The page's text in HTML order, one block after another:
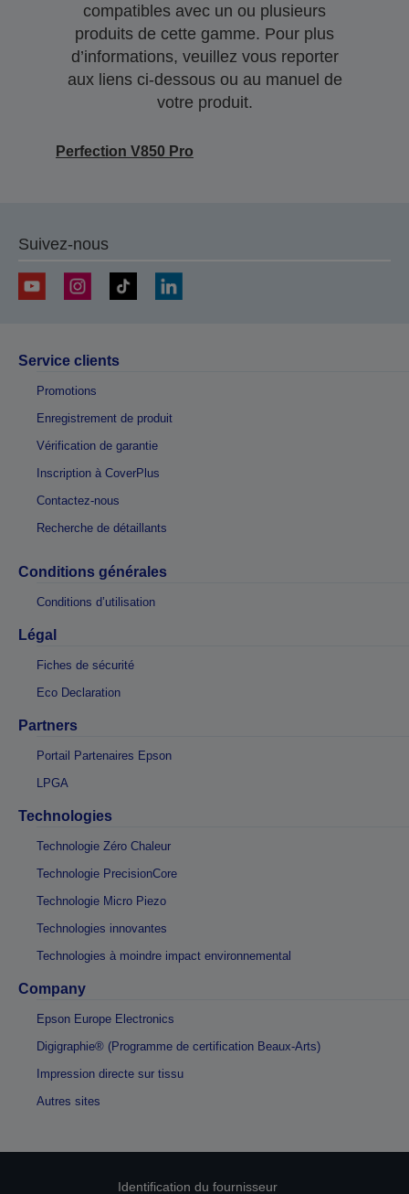
compatibles avec un ou plusieurs
produits de cette gamme. Pour plus
d’informations, veuillez vous reporter
aux liens ci-dessous ou au manuel de
votre produit.
Perfection V850 Pro
Suivez-nous
Service clients
Promotions
Enregistrement de produit
Vérification de garantie
Inscription à CoverPlus
Contactez-nous
Recherche de détaillants
Conditions générales
Conditions d’utilisation
Légal
Fiches de sécurité
Eco Declaration
Partners
Portail Partenaires Epson
LPGA
Technologies
Technologie Zéro Chaleur
Technologie PrecisionCore
Technologie Micro Piezo
Technologies innovantes
Technologies à moindre impact environnemental
Company
Epson Europe Electronics
Digigraphie® (Programme de certification Beaux-Arts)
Impression directe sur tissu
Autres sites
Identification du fournisseur